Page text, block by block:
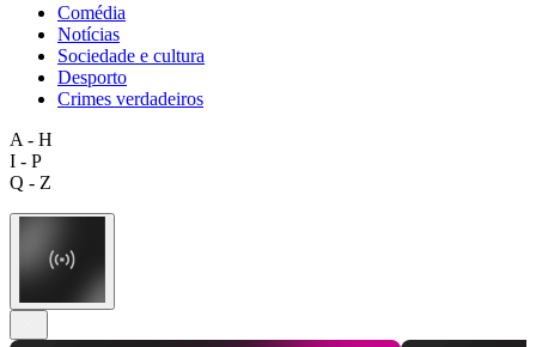
Comédia
Notícias
Sociedade e cultura
Desporto
Crimes verdadeiros
A - H
I - P
Q - Z